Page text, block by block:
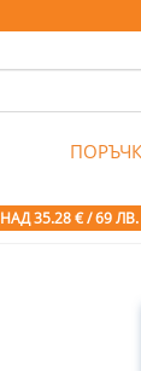
НАД 35.28 € / 69 ЛВ.